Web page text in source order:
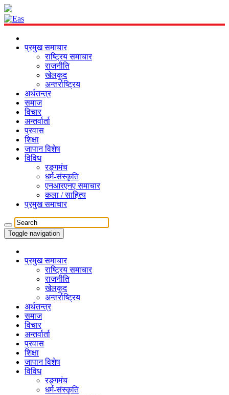
प्रमुख समाचार
राष्ट्रिय समाचार
राजनीति
खेलकुद
अन्तर्राष्ट्रिय
अर्थतन्त्र
समाज
विचार
अन्तर्वार्ता
प्रवास
शिक्षा
जापान विशेष
विविध
रङ्गमंच
धर्म-संस्कृति
एनआरएनए समाचार
कला / साहित्य
प्रमुख समाचार
Toggle navigation
प्रमुख समाचार
राष्ट्रिय समाचार
राजनीति
खेलकुद
अन्तर्राष्ट्रिय
अर्थतन्त्र
समाज
विचार
अन्तर्वार्ता
प्रवास
शिक्षा
जापान विशेष
विविध
रङ्गमंच
धर्म-संस्कृति